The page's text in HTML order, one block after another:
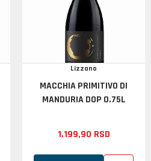
Lizzano
MACCHIA PRIMITIVO DI
MANDURIA DOP 0.75L
1.199,90 RSD